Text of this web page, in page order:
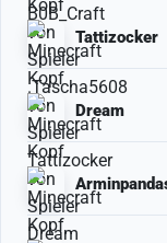
Tattizocker
Dream